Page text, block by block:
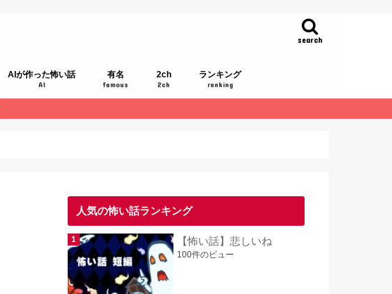
search
AIが作った怖い話
AI
有名
famous
2ch
2ch
ランキング
ranking
人気の怖い話ランキング
【怖い話】悲しいね
100件のビュー